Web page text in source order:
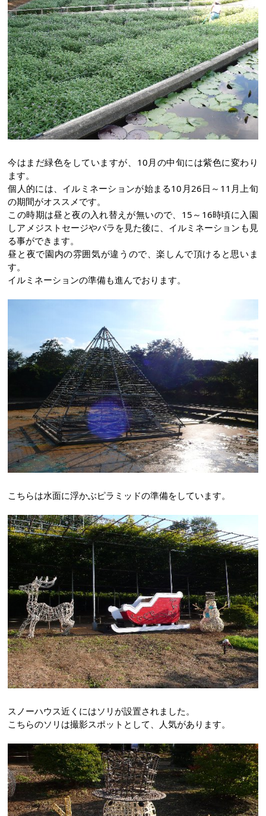
今はまだ緑色をしていますが、10月の中旬には紫色に変わり
ます。
個人的には、イルミネーションが始まる10月26日～11月上旬
の期間がオススメです。
この時期は昼と夜の入れ替えが無いので、15～16時頃に入園
しアメジストセージやバラを見た後に、イルミネーションも見
る事ができます。
昼と夜で園内の雰囲気が違うので、楽しんで頂けると思いま
す。
イルミネーションの準備も進んでおります。
こちらは水面に浮かぶピラミッドの準備をしています。
スノーハウス近くにはソリが設置されました。
こちらのソリは撮影スポットとして、人気があります。